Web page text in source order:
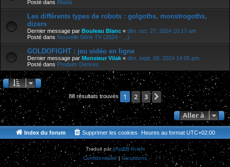
Posté dans Blabla
Les différents types de robots : golgoths, monstrogoths,
dizers
Dernier message par Bouleau Blanc « dim. oct. 27, 2024 10:17 am
Posté dans Nouvelle Série TV (2024 - ...)
GOLDOFIGHT : jeu vidéo en ligne
Dernier message par Monsieur Vilak « dim. sept. 08, 2024 14:05 pm
Posté dans Produits Derives
88 résultats trouvés 1 2 3
Suivante
Aller à
Index du forum Heures au format UTC+02:00
Supprimer les cookies
Traduit parphpBB-fr.com
Confidentialité| Conditions